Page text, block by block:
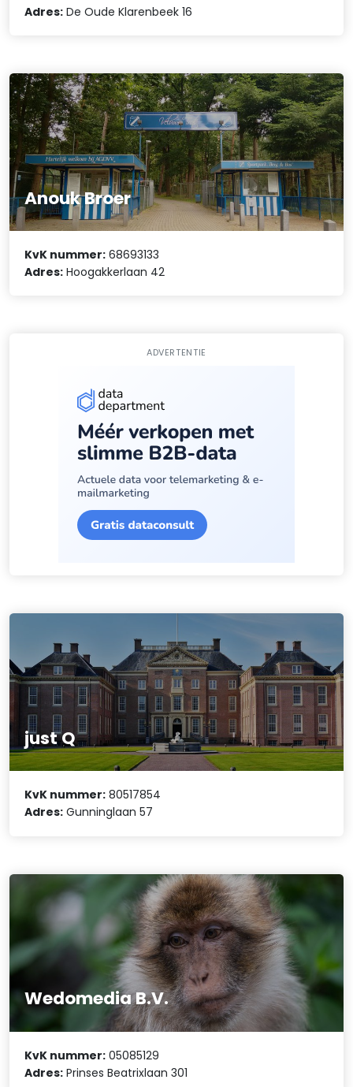
Adres: De Oude Klarenbeek 16
Anouk Broer
KvK nummer: 68693133
Adres: Hoogakkerlaan 42
ADVERTENTIE
just Q
KvK nummer: 80517854
Adres: Gunninglaan 57
Wedomedia B.V.
KvK nummer: 05085129
Adres: Prinses Beatrixlaan 301